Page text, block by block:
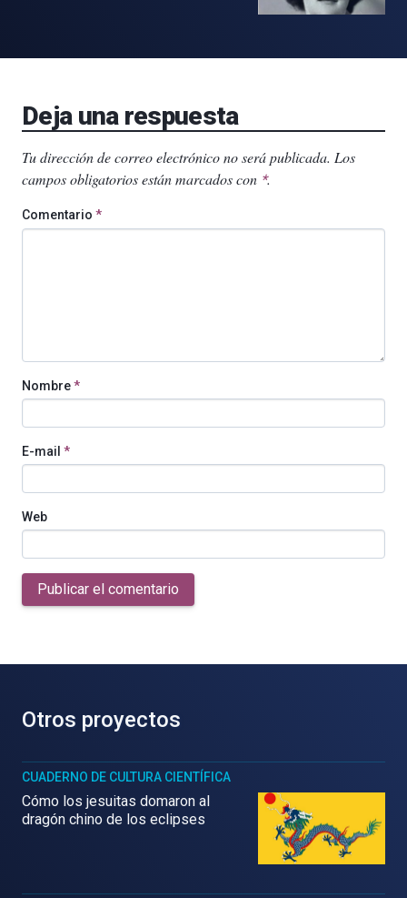
Deja una respuesta
Tu dirección de correo electrónico no será publicada. Los
campos obligatorios están marcados con *.
Comentario *
Nombre*
E-mail *
Web
Publicar el comentario
Otros proyectos
CUADERNO DE CULTURA CIENTÍFICA
Cómo los jesuitas domaron al
dragón chino de los eclipses